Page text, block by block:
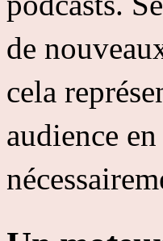
de
cela
audience